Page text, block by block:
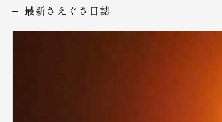
最新さえぐさ日誌